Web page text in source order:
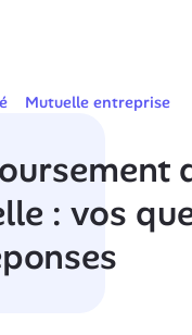
Mutuelle entreprise
: vos